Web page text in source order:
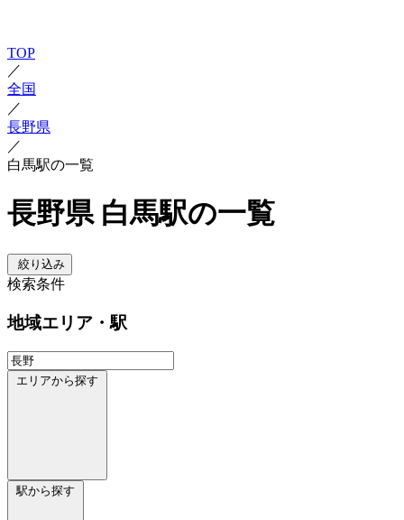
TOP
／
全国
／
長野県
／
白馬駅の一覧
長野県 白馬駅の一覧
絞り込み
検索条件
地域エリア・駅
エリアから探す
駅から探す